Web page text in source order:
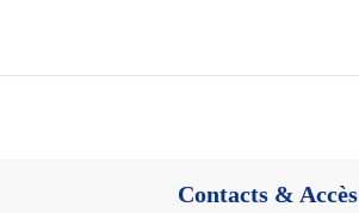
Contacts & Accès